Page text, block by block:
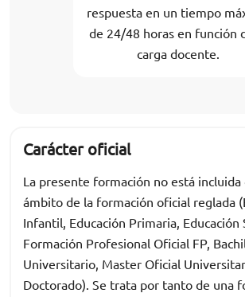
respuesta en un tiempo
de 24/48 horas en función
carga docente.
Carácter oficial
La presente formación no está
ámbito de la formación oficial reglada
Infantil, Educación Primaria, Educación
Formación Profesional Oficial FP,
Universitario, Master Oficial
Doctorado). Se trata por tanto de una